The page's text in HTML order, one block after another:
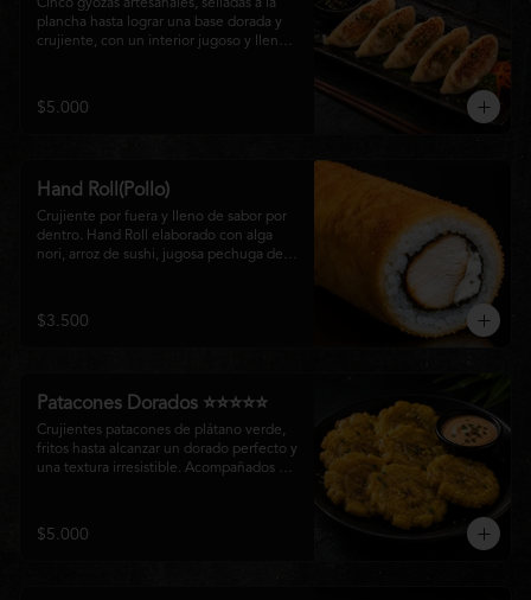
Cinco gyozas artesanales, selladas a la
plancha hasta lograr una base dorada y
crujiente, con un interior jugoso y lleno
perfecto entre tradición japonesa y la
esencia de la cocina nikkei, ideales para
$5.000
Hand Roll(Pollo)
Crujiente por fuera y lleno de sabor por
dentro. Hand Roll elaborado con alga
nori, arroz de sushi, jugosa pechuga de
combinación perfecta de textura y
cremosidad que convierte este clásico en
$3.500
Patacones Dorados ⭐⭐⭐⭐⭐
Crujientes patacones de plátano verde,
fritos hasta alcanzar un dorado perfecto y
una textura irresistible. Acompañados de
disfrutar como entrada con el auténtico
sabor de la cocina nikkei.
$5.000